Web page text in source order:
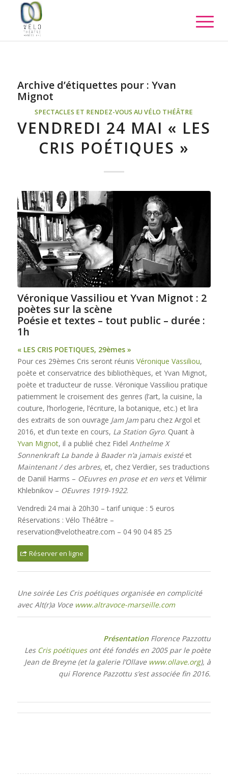
Archive d’étiquettes pour : Yvan
Mignot
SPECTACLES ET RENDEZ-VOUS AU VÉLO THÉÂTRE
VENDREDI 24 MAI « LES
CRIS POÉTIQUES »
Véronique Vassiliou et Yvan Mignot : 2
poètes sur la scène
Poésie et textes – tout public – durée :
1h
« LES CRIS POETIQUES, 29èmes »
Pour ces 29èmes Cris seront réunis Véronique Vassiliou,
poète et conservatrice des bibliothèques, et Yvan Mignot,
poète et traducteur de russe. Véronique Vassiliou pratique
patiemment le croisement des genres (l’art, la cuisine, la
couture, l’horlogerie, l’écriture, la botanique, etc.) et lira
des extraits de son ouvrage Jam Jamparu chez Argol et
2016, et d’un texte en cours, La Station Gyro. Quant à
Yvan Mignot, il a publié chez Fidel Anthelme X
Sonnenkraft La bande à Baader n’a jamais existéet
Maintenant / des arbres, et, chez Verdier, ses traductions
de Daniil Harms – OEuvres en prose et en verset Vélimir
Khlebnikov – OEuvres 1919-1922.
Vendredi 24 mai à 20h30 – tarif unique : 5 euros
Réservations : Vélo Théâtre –
reservation@velotheatre.com – 04 90 04 85 25
Réserver en ligne
Une soirée Les Cris poétiques organisée en complicité
avec Alt(r)a Voce www.altravoce-marseille.com
Présentation Florence Pazzottu
Les Cris poétiquesont été fondés en 2005 par le poète
Jean de Breyne (et la galerie l’Ollave www.ollave.org), à
qui Florence Pazzottu s’est associée fin 2016.